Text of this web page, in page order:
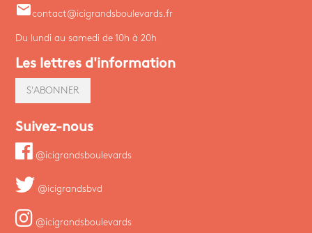
emailcontact@icigrandsboulevards.fr
Du lundi au samedi de 10h à 20h
Les lettres d'information
S'ABONNER
Suivez-nous
@icigrandsboulevards
@icigrandsbvd
@icigrandsboulevards